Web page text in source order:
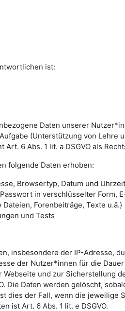
ist:
Daten unserer
(Unterstützung von Lehre
6 Abs. 1 lit. a DSGVO als
folgende Daten erhoben:
Browsertyp, Datum und
in verschlüsselter Form,
Dateien, Forenbeiträge, Texte u.ä.)
und Tests
insbesondere der IP-Adresse,
der Nutzer*innen für die
Webseite und zur Sicherstellung
Die Daten werden gelöscht,
dies der Fall, wenn die jeweilige
ist Art. 6 Abs. 1 lit. e DSGVO.